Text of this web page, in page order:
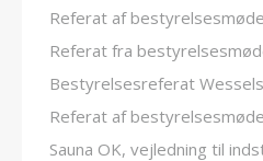
Referat af
Referat fra
Bestyrelsesreferat
Referat af
Sauna OK, vejledning til